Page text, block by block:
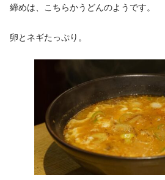
締めは、こちらかうどんのようです。
卵とネギたっぷり。